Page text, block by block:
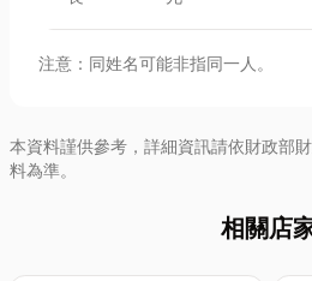
注意：同姓名可能非指同一人。
本資料謹供參考，詳細資訊請依財政部
料為準。
相關店